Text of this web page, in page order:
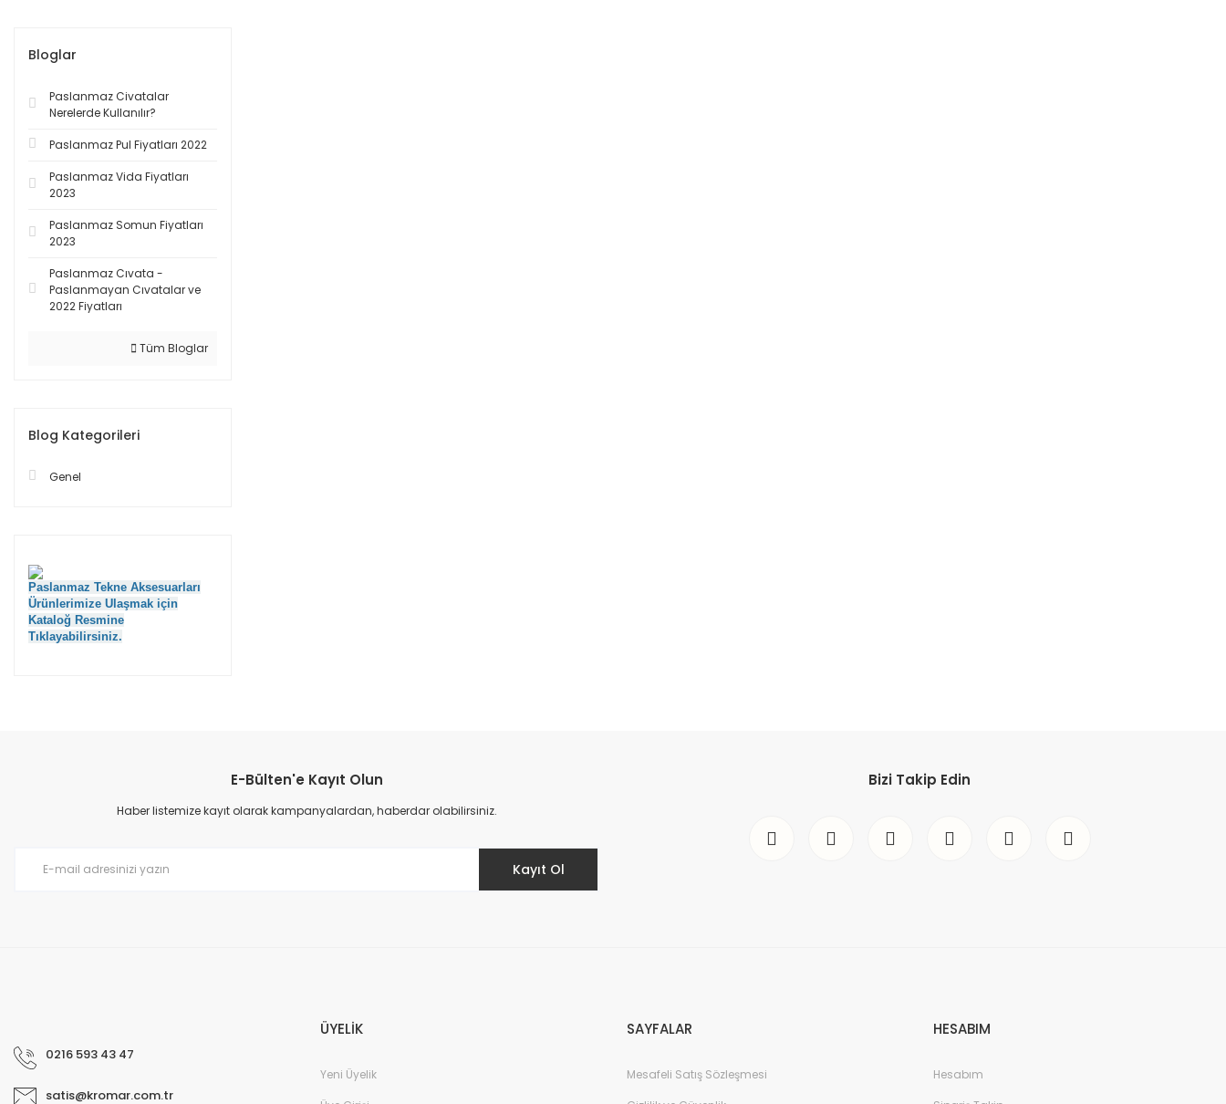
Bloglar
Paslanmaz Civatalar
Nerelerde Kullanılır?
Paslanmaz Pul Fiyatları 2022
Paslanmaz Vida Fiyatları
2023
Paslanmaz Somun Fiyatları
2023
Paslanmaz Cıvata -
Paslanmayan Cıvatalar ve
2022 Fiyatları
Tüm Bloglar
Blog Kategorileri
Genel
Paslanmaz Tekne Aksesuarları
Ürünlerimize Ulaşmak için
Kataloğ Resmine
Tıklayabilirsiniz.
E-Bülten'e Kayıt Olun
Haber listemize kayıt olarak kampanyalardan, haberdar olabilirsiniz.
Kayıt Ol
Bizi Takip Edin
0216 593 43 47
satis@kromar.com.tr
ÜYELİK
Yeni Üyelik
SAYFALAR
Mesafeli Satış Sözleşmesi
HESABIM
Hesabım